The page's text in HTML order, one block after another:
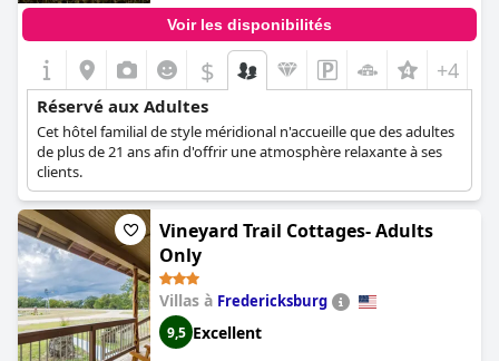
Voir les disponibilités
$ +4
Réservé aux Adultes
Cet hôtel familial de style méridional n'accueille que des adultes
de plus de 21 ans afin d'offrir une atmosphère relaxante à ses
clients.
Vineyard Trail Cottages- Adults
Only
Villas à Fredericksburg
9,5 Excellent